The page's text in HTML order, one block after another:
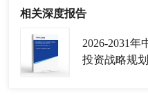
相关深度报告
2026-2031年
投资战略规